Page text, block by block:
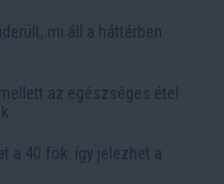
mi áll a háttérben
az egészséges étel
a 40 fok: így jelezhet a